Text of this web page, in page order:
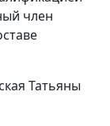
член
Татьяны